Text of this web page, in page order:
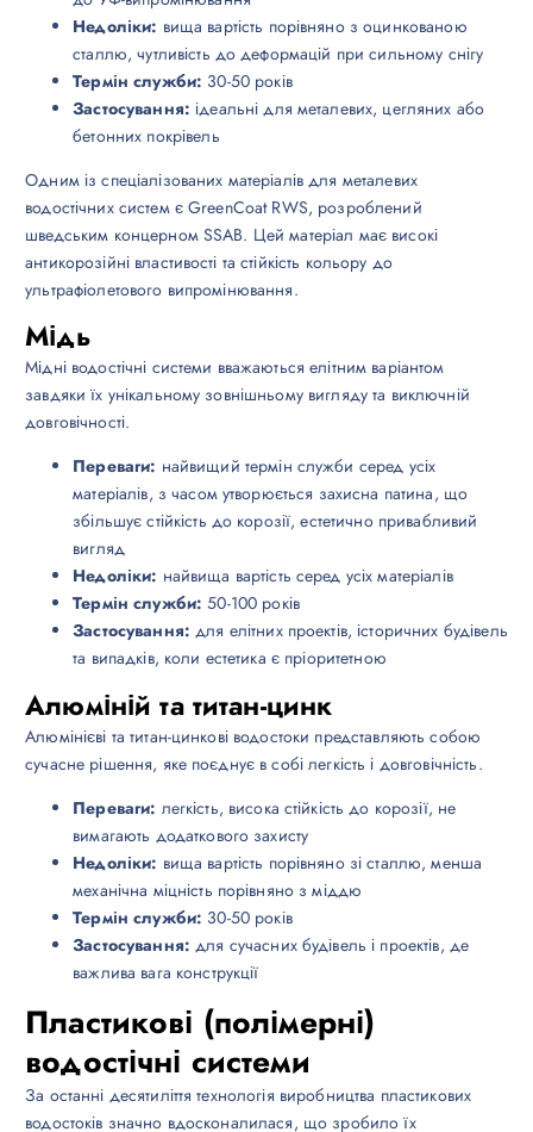
Недоліки: вища вартість порівняно з оцинкованою
сталлю, чутливість до деформацій при сильному снігу
Термін служби: 30-50 років
Застосування: ідеальні для металевих, цегляних або
бетонних покрівель
Одним із спеціалізованих матеріалів для металевих
водостічних систем є GreenCoat RWS, розроблений
шведським концерном SSAB. Цей матеріал має високі
антикорозійні властивості та стійкість кольору до
ультрафіолетового випромінювання.
Мідь
Мідні водостічні системи вважаються елітним варіантом
завдяки їх унікальному зовнішньому вигляду та виключній
довговічності.
Переваги: найвищий термін служби серед усіх
матеріалів, з часом утворюється захисна патина, що
збільшує стійкість до корозії, естетично привабливий
вигляд
Недоліки: найвища вартість серед усіх матеріалів
Термін служби: 50-100 років
Застосування: для елітних проектів, історичних будівель
та випадків, коли естетика є пріоритетною
Алюміній та титан-цинк
Алюмінієві та титан-цинкові водостоки представляють собою
сучасне рішення, яке поєднує в собі легкість і довговічність.
Переваги: легкість, висока стійкість до корозії, не
вимагають додаткового захисту
Недоліки: вища вартість порівняно зі сталлю, менша
механічна міцність порівняно з міддю
Термін служби: 30-50 років
Застосування: для сучасних будівель і проектів, де
важлива вага конструкції
Пластикові (полімерні)
водостічні системи
За останні десятиліття технологія виробництва пластикових
водостоків значно вдосконалилася, що зробило їх